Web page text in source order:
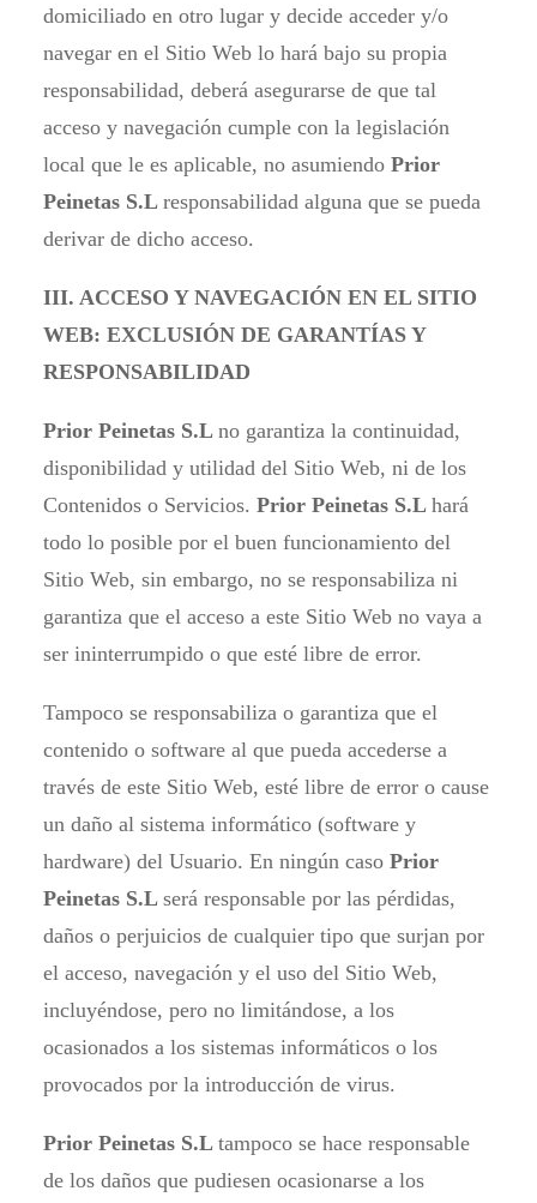
domiciliado en otro lugar y decide acceder y/o
navegar en el Sitio Web lo hará bajo su propia
responsabilidad, deberá asegurarse de que tal
acceso y navegación cumple con la legislación
local que le es aplicable, no asumiendo Prior
Peinetas S.L responsabilidad alguna que se pueda
derivar de dicho acceso.
III. ACCESO Y NAVEGACIÓN EN EL SITIO
WEB: EXCLUSIÓN DE GARANTÍAS Y
RESPONSABILIDAD
Prior Peinetas S.L no garantiza la continuidad,
disponibilidad y utilidad del Sitio Web, ni de los
Contenidos o Servicios. Prior Peinetas S.L hará
todo lo posible por el buen funcionamiento del
Sitio Web, sin embargo, no se responsabiliza ni
garantiza que el acceso a este Sitio Web no vaya a
ser ininterrumpido o que esté libre de error.
Tampoco se responsabiliza o garantiza que el
contenido o software al que pueda accederse a
través de este Sitio Web, esté libre de error o cause
un daño al sistema informático (software y
hardware) del Usuario. En ningún caso Prior
Peinetas S.L será responsable por las pérdidas,
daños o perjuicios de cualquier tipo que surjan por
el acceso, navegación y el uso del Sitio Web,
incluyéndose, pero no limitándose, a los
ocasionados a los sistemas informáticos o los
provocados por la introducción de virus.
Prior Peinetas S.L tampoco se hace responsable
de los daños que pudiesen ocasionarse a los